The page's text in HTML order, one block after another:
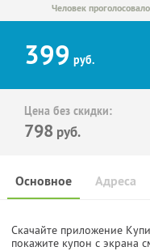
Человек
399 руб.
Цена без скидки:
798 руб.
Основное Адреса
Скачайте приложение
покажите купон с экрана